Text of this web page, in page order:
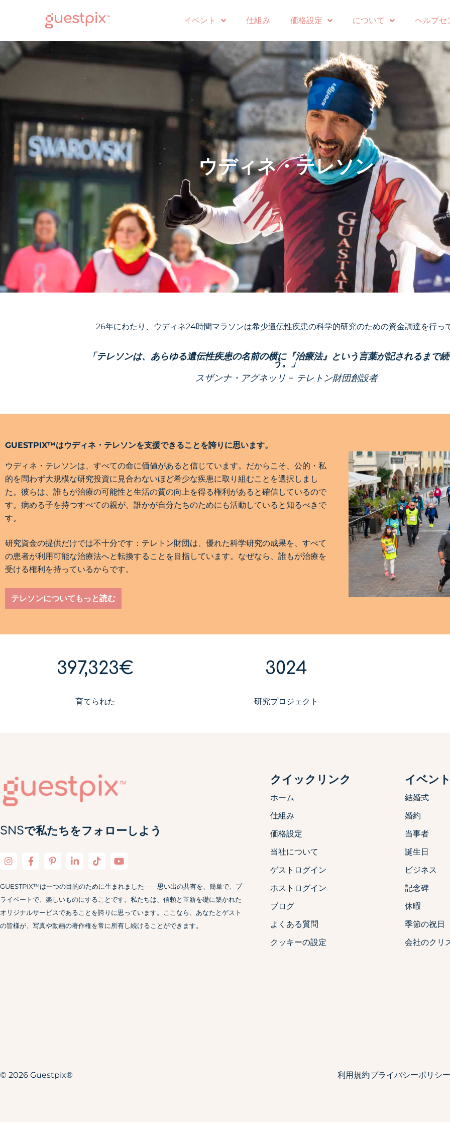
イベント 仕組み 価格設定 について ヘルプセ
ウディネ・テレソン
26年にわたり、ウディネ24時間マラソンは希少遺伝性疾患の科学的研究のための資金調達を行っ
「テレソンは、あらゆる遺伝性疾患の名前の横に『治療法』という言葉が記されるまで
う。」
スザンナ・アグネッリ – テレトン財団創設者
GUESTPIX™はウディネ・テレソンを支援できることを誇りに思います。
ウディネ・テレソンは、すべての命に価値があると信じています。だからこそ、公的・私
的を問わず大規模な研究投資に見合わないほど希少な疾患に取り組むことを選択しまし
た。彼らは、誰もが治療の可能性と生活の質の向上を得る権利があると確信しているので
す。病める子を持つすべての親が、誰かが自分たちのためにも活動していると知るべきで
す。
研究資金の提供だけでは不十分です：テレトン財団は、優れた科学研究の成果を、すべて
の患者が利用可能な治療法へと転換することを目指しています。なぜなら、誰もが治療を
受ける権利を持っているからです。
テレソンについてもっと読む
397,323€
育てられた
3024
研究プロジェクト
SNSで私たちをフォローしよう
GUESTPIX™は一つの目的のために生まれました——思い出の共有を、簡単で、プ
ライベートで、楽しいものにすることです。私たちは、信頼と革新を礎に築かれた
オリジナルサービスであることを誇りに思っています。ここなら、あなたとゲスト
の皆様が、写真や動画の著作権を常に所有し続けることができます。
クイックリンク
ホーム
仕組み
価格設定
当社について
ゲストログイン
ホストログイン
ブログ
よくある質問
クッキーの設定
イベン
結婚式
婚約
当事者
誕生日
ビジネス
記念碑
休暇
季節の祝日
会社のクリ
© 2026 Guestpix® 利用規約プライバシーポリシー